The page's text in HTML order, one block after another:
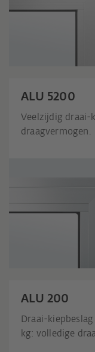
ALU 5200
Veelzijdig draai-
draagvermogen.
ALU 200
Draai-
kg: volledige